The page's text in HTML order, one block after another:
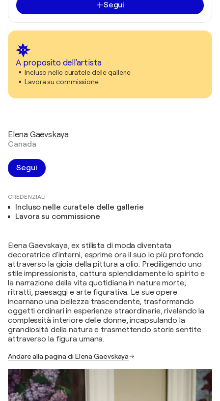
Segui
A proposito dell'artista
Incluso nelle curatele delle gallerie
Lavora su commissione
Elena Gaevskaya
Canada
Segui
CREDENZIALI
Incluso nelle curatele delle gallerie
Lavora su commissione
Elena Gaevskaya, ex stilista di moda diventata
decoratrice d'interni, esprime ora il suo io più profondo
attraverso la gioia della pittura a olio. Prediligendo uno
stile impressionista, cattura splendidamente lo spirito e
la narrazione della vita quotidiana in nature morte,
ritratti, paesaggi e arte figurativa. Le sue opere
incarnano una bellezza trascendente, trasformando
oggetti ordinari in esperienze straordinarie, rivelando la
complessità interiore delle donne, incapsulando la
grandiosità della natura e trasmettendo storie sentite
attraverso la figura umana.
Andare alla pagina di Elena Gaevskaya